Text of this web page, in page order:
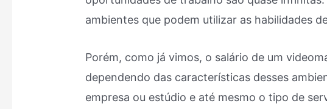
ambientes que podem utilizar as habilidades
Porém, como já vimos, o salário de um
dependendo das características desses
empresa ou estúdio e até mesmo o tipo de